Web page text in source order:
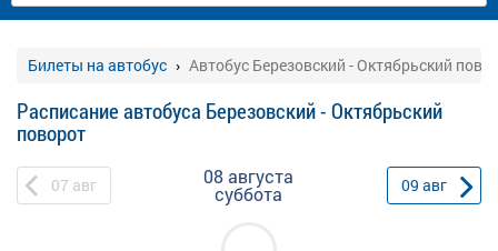
Билеты на автобус Автобус Березовский - Октябрьский
Расписание автобуса Березовский - Октябрьский
поворот
07 авг 08 августа
суббота 09 авг